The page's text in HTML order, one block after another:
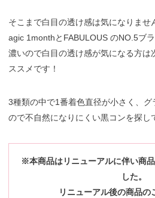
そこまで白目の透け感は気になりま
agic 1monthとFABULOUS のNO.5ブ
濃いので白目の透け感が気になる方は
ススメです！
3種類の中で1番着色直径が小さく、
ので不自然になりにくい黒コンを探
※本商品はリニューアルに伴い商
した。
リニューアル後の商品の